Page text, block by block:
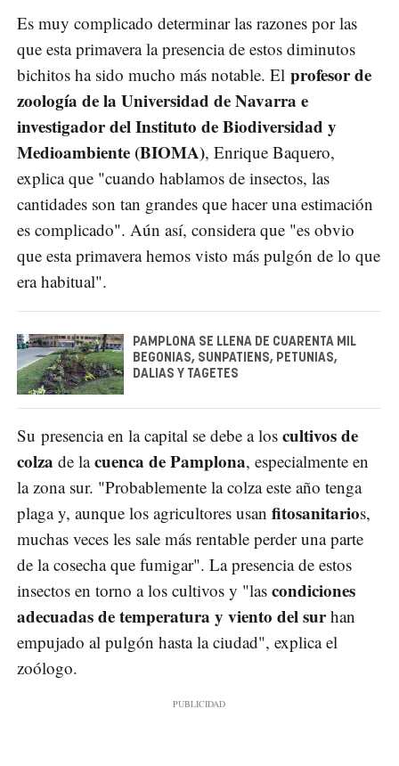
Es muy complicado determinar las razones por las
que esta primavera la presencia de estos diminutos
bichitos ha sido mucho más notable. El profesor de
zoología de la Universidad de Navarra e
investigador del Instituto de Biodiversidad y
Medioambiente (BIOMA), Enrique Baquero,
explica que "cuando hablamos de insectos, las
cantidades son tan grandes que hacer una estimación
es complicado". Aún así, considera que "es obvio
que esta primavera hemos visto más pulgón de lo que
era habitual".
PAMPLONA SE LLENA DE CUARENTA MIL
BEGONIAS, SUNPATIENS, PETUNIAS,
DALIAS Y TAGETES
Su presencia en la capital se debe a los cultivos de
colza de lacuenca de Pamplona, especialmente en
la zona sur. "Probablemente la colza este año tenga
plaga y, aunque los agricultores usan fitosanitarios,
muchas veces les sale más rentable perder una parte
de la cosecha que fumigar". La presencia de estos
insectos en torno a los cultivos y "las condiciones
adecuadas de temperatura y viento del surhan
empujado al pulgón hasta la ciudad", explica el
zoólogo.